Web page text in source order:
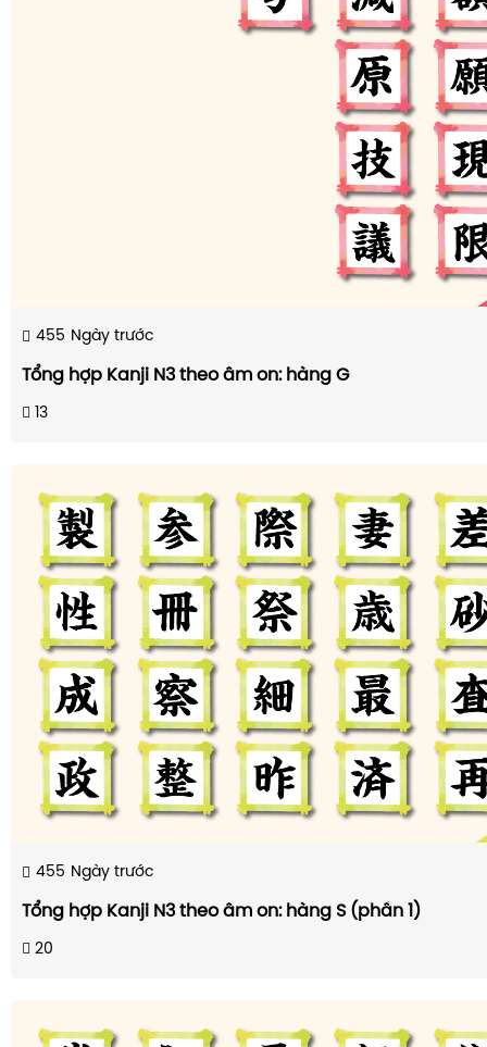
455 Ngày trước
Tổng hợp Kanji N3 theo âm on: hàng G
13
455 Ngày trước
Tổng hợp Kanji N3 theo âm on: hàng S (phần 1)
20